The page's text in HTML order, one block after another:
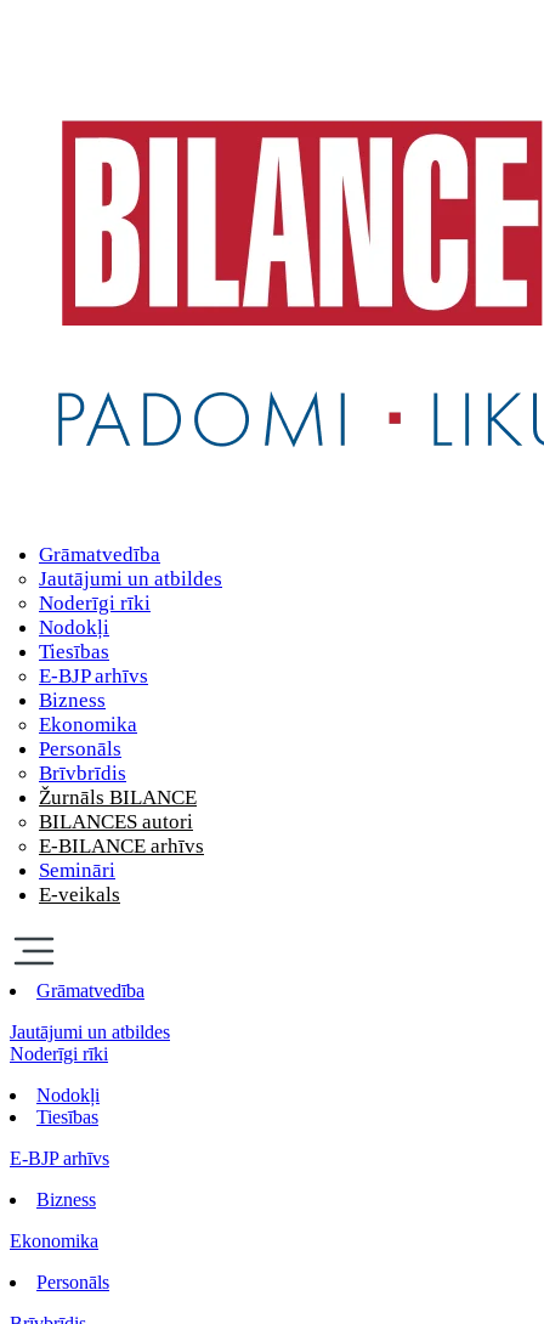
Grāmatvedība
Jautājumi un atbildes
Noderīgi rīki
Nodokļi
Tiesības
E-BJP arhīvs
Bizness
Ekonomika
Personāls
Brīvbrīdis
Žurnāls BILANCE
BILANCES autori
E-BILANCE arhīvs
Semināri
E-veikals
Grāmatvedība
Jautājumi un atbildes
Noderīgi rīki
Nodokļi
Tiesības
E-BJP arhīvs
Bizness
Ekonomika
Personāls